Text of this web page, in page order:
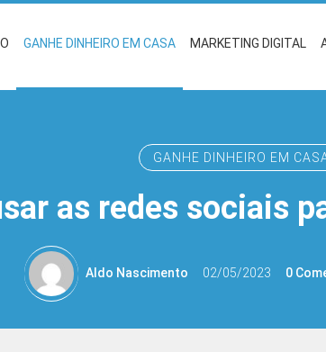
GANHE DINHEIRO EM CASA MARKETING DIGITAL
GANHE DINHEIRO EM
as redes sociais
Aldo Nascimento 02/05/2023 0